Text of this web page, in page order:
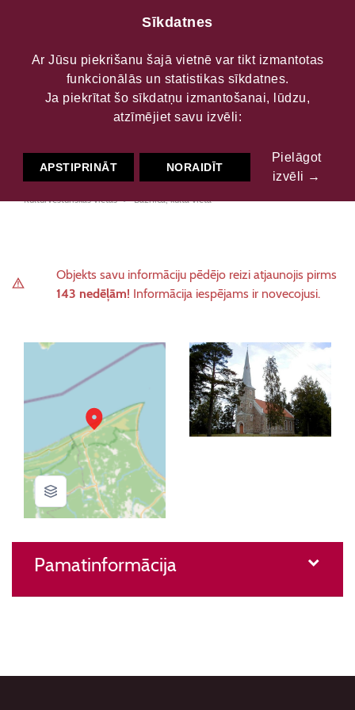
Mazirbes evaņģēliski
luteriskā baznīca
Kultūrvēsturiskās vietas Baznīca, kulta vieta
Objekts savu informāciju pēdējo reizi atjaunojis pirms
143 nedēļām! Informācija iespējams ir novecojusi.
Pamatinformācija
Sīkdatnes
Ar Jūsu piekrišanu šajā vietnē var tikt izmantotas
funkcionālās un statistikas sīkdatnes.
Ja piekrītat šo sīkdatņu izmantošanai, lūdzu,
atzīmējiet savu izvēli:
APSTIPRINĀT NORAIDĪT
Pielāgot
izvēli →